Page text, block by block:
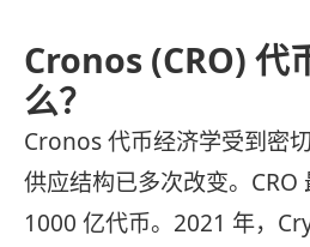
Cronos (CRO) 代
么？
Cronos 代币经济学受到密
供应结构已多次改变。CRO
1000 亿代币。2021 年，